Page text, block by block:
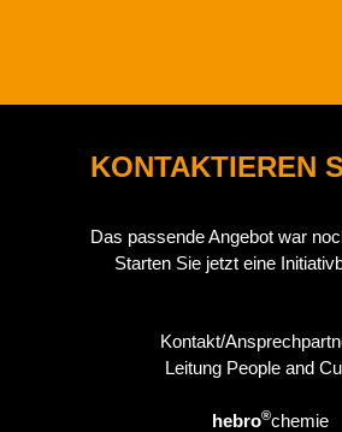
KONTAKTIEREN
Das passende Angebot war
Starten Sie jetzt eine
Kontakt/
Leitung People and
hebro®chemie